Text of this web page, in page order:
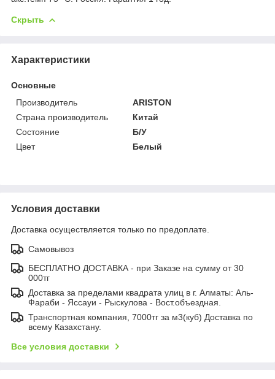
Скрыть
Характеристики
Основные
Производитель
ARISTON
Страна производитель
Китай
Состояние
Б/У
Цвет
Белый
Условия доставки
Доставка осуществляется только по предоплате.
Самовывоз
БЕСПЛАТНО ДОСТАВКА - при Заказе на сумму от 30
000тг
Доставка за пределами квадрата улиц в г. Алматы: Аль-
Фараби - Яссауи - Рыскулова - Вост.объездная.
Транспортная компания, 7000тг за м3(куб) Доставка по
всему Казахстану.
Все условия доставки